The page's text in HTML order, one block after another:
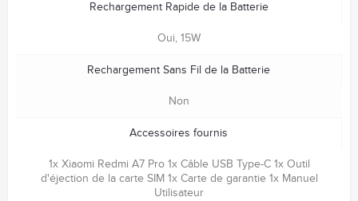
Rechargement Rapide de la Batterie
Oui, 15W
Rechargement Sans Fil de la Batterie
Non
Accessoires fournis
1x Xiaomi Redmi A7 Pro 1x Câble USB Type-C 1x Outil
d'éjection de la carte SIM 1x Carte de garantie 1x Manuel
Utilisateur